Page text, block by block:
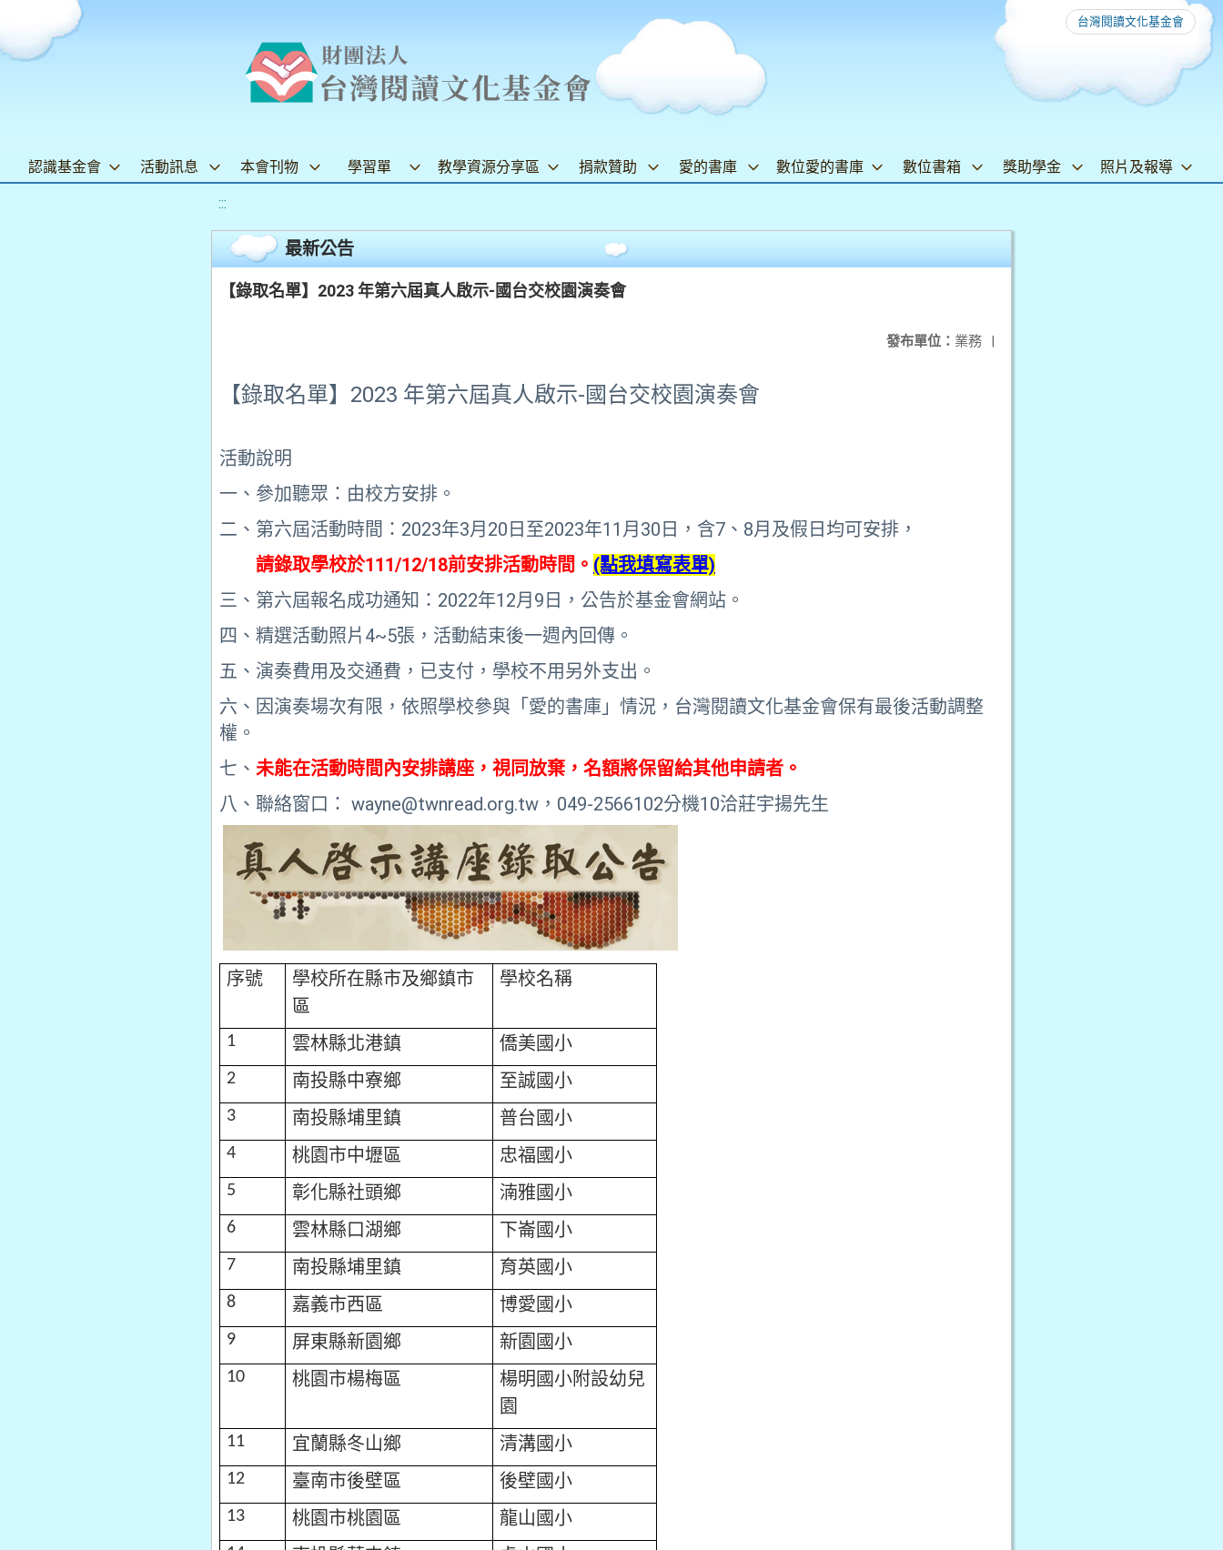
台灣閱讀文化基金會
認識基金會 活動訊息 本會刊物 學習單 教學資源分享區 捐款贊助 愛的書庫 數位愛的書庫 數位書箱 獎助學金 照片及報導
:::
最新公告
【錄取名單】2023 年第六屆真人啟示-國台交校園演奏會
發布單位： 業務 |
【錄取名單】2023 年第六屆真人啟示-國台交校園演奏會
活動說明
一、參加聽眾：由校方安排。
二、第六屆活動時間：2023年3月20日至2023年11月30日，含7、8月及假日均可安排，
請錄取學校於111/12/18前安排活動時間。 (點我填寫表單)
三、第六屆報名成功通知：2022年12月9日，公告於基金會網站。
四、精選活動照片4~5張，活動結束後一週內回傳。
五、演奏費用及交通費，已支付，學校不用另外支出。
六、因演奏場次有限，依照學校參與「愛的書庫」情況，台灣閱讀文化基金會保有最後活動調整
權。
七、 未能在活動時間內安排講座，視同放棄，名額將保留給其他申請者。
八、聯絡窗口： wayne@twnread.org.tw，049-2566102分機10洽莊宇揚先生
序號
學校所在縣市及鄉鎮市
區
學校名稱
1 雲林縣北港鎮 僑美國小
2 南投縣中寮鄉 至誠國小
3 南投縣埔里鎮 普台國小
4 桃園市中壢區 忠福國小
5 彰化縣社頭鄉 湳雅國小
6 雲林縣口湖鄉 下崙國小
7 南投縣埔里鎮 育英國小
8 嘉義市西區 博愛國小
9 屏東縣新園鄉 新園國小
10 桃園市楊梅區
楊明國小附設幼兒
園
11 宜蘭縣冬山鄉 清溝國小
12 臺南市後壁區 後壁國小
13 桃園市桃園區 龍山國小